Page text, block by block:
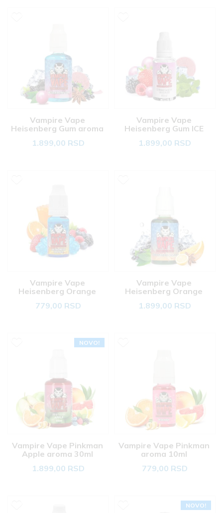
Vampire Vape
Heisenberg Gum aroma
1.899,00 RSD
Vampire Vape
Heisenberg Gum ICE
1.899,00 RSD
Vampire Vape
Heisenberg Orange
779,00 RSD
Vampire Vape
Heisenberg Orange
1.899,00 RSD
NOVO!
Vampire Vape Pinkman
Apple aroma 30ml
1.899,00 RSD
Vampire Vape Pinkman
aroma 10ml
779,00 RSD
NOVO!